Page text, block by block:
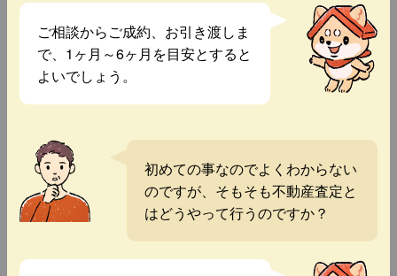
ご相談からご成約、お引き渡しま
で、1ヶ月～6ヶ月を目安とすると
よいでしょう。
初めての事なのでよくわからない
のですが、そもそも不動産査定と
はどうやって行うのですか？